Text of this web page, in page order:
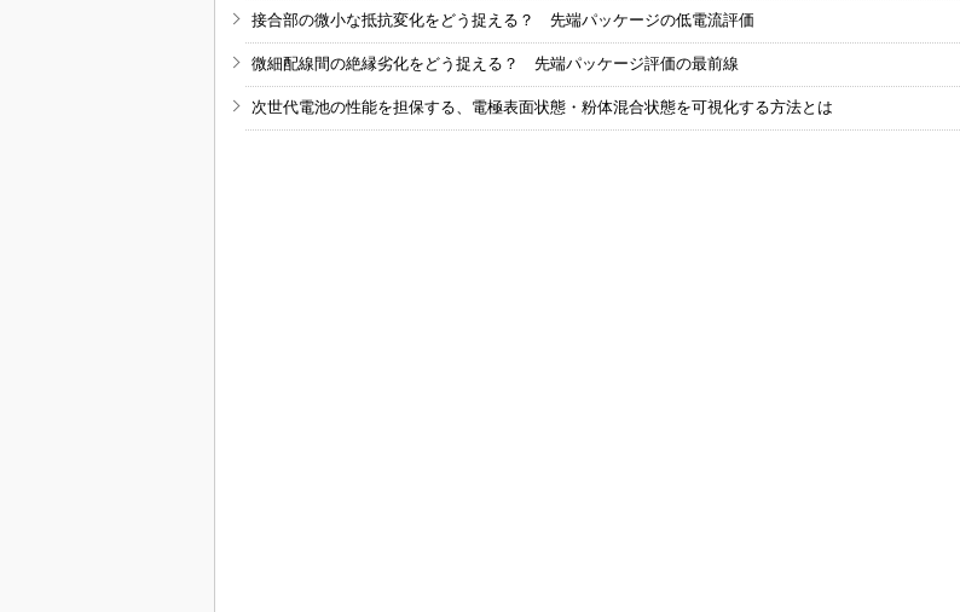
接合部の微小な抵抗変化をどう捉える？ 先端パッケージの低電流評価
微細配線間の絶縁劣化をどう捉える？ 先端パッケージ評価の最前線
次世代電池の性能を担保する、電極表面状態・粉体混合状態を可視化する方法とは